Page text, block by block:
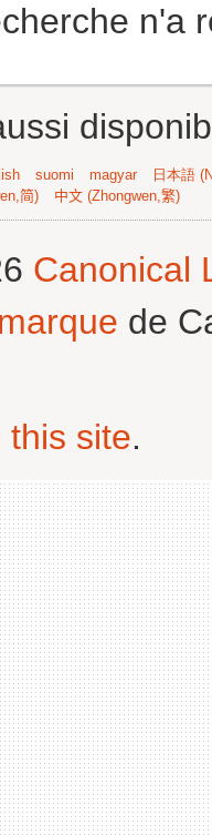
n'a
suomi magyar
日本語
简) 中文 (Zhongwen,繁)
Canonical
marque de
this site.